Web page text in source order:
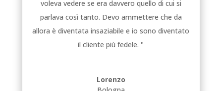
voleva vedere se era davvero quello di cui si
parlava così tanto. Devo ammettere che da
allora è diventata insaziabile e io sono diventato
il cliente più fedele. "
Lorenzo